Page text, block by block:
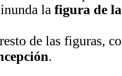
la figura de
de las figuras,
.